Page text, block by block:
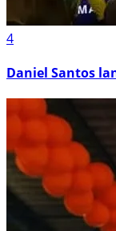
4
Daniel Santos